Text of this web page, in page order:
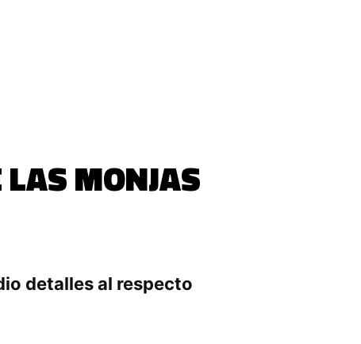
MONJAS
detalles al respecto